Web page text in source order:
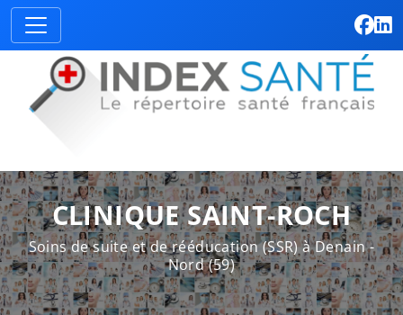
CLINIQUE SAINT-ROCH
Soins de suite et de rééducation (SSR) à Denain -
Nord (59)